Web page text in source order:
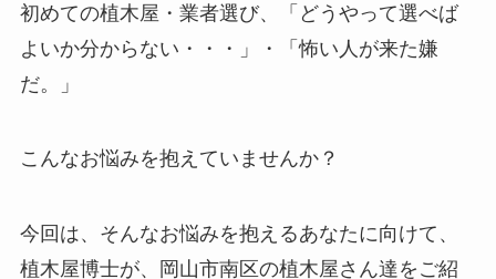
初めての植木屋・業者選び、「どうやって選べば
よいか分からない・・・」・「怖い人が来た嫌
だ。」
こんなお悩みを抱えていませんか？
今回は、そんなお悩みを抱えるあなたに向けて、
植木屋博士が、岡山市南区の植木屋さん達をご紹